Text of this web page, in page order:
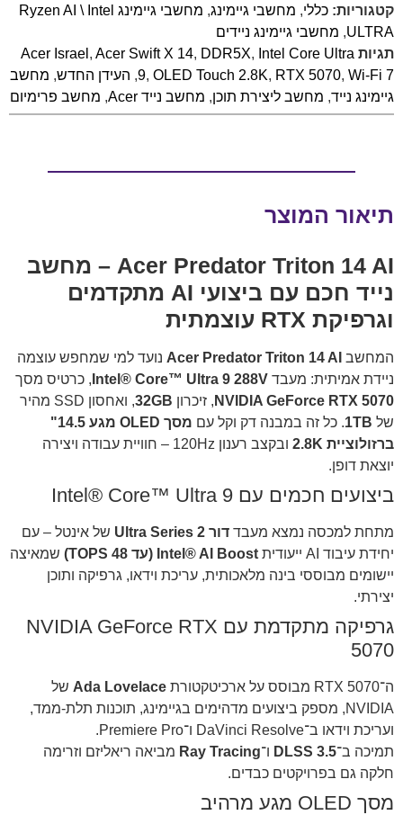
קטגוריות: כללי, מחשבי גיימינג,
מחשבי גיימינג Ryzen AI \ Intel
ULTRA
, מחשבי גיימינג ניידים
תגיות
Acer Israel , Acer Swift X 14, DDR5X, Intel Core Ultra
9, OLED Touch 2.8K, RTX 5070, Wi-Fi 7
, העידן החדש, מחשב
גיימינג נייד, מחשב ליצירת תוכן, מחשב נייד Acer , מחשב פרימיום
תיאור המוצר
Acer Predator Triton 14 AI – מחשב
נייד חכם עם ביצועי AI מתקדמים
וגרפיקת RTX עוצמתית
המחשב Acer Predator Triton 14 AI נועד למי שמחפש עוצמה
ניידת אמיתית: מעבד Intel® Core™ Ultra 9 288V , כרטיס מסך
NVIDIA GeForce RTX 5070 , זיכרון 32GB
, ואחסון SSD מהיר
של 1TB. כל זה במבנה דק וקל עם
מסך OLED מגע 14.5"
ברזולוציית 2.8K
ובקצב רענון 120Hz – חוויית עבודה ויצירה
יוצאת דופן.
ביצועים חכמים עם Intel® Core™ Ultra 9
מתחת למכסה נמצא מעבד דור Ultra Series 2
של אינטל – עם
יחידת עיבוד AI ייעודית
Intel® AI Boost (עד 48 TOPS)
שמאיצה
יישומים מבוססי בינה מלאכותית, עריכת וידאו, גרפיקה ותוכן
יצירתי.
גרפיקה מתקדמת עם NVIDIA GeForce RTX
5070
ה־RTX 5070 מבוסס על ארכיטקטורת Ada Lovelace של
NVIDIA, מספק ביצועים מדהימים בגיימינג, תוכנות תלת-ממד,
ועריכת וידאו ב־DaVinci Resolve ו־Premiere Pro.
תמיכה ב־DLSS 3.5 ו־Ray Tracing מביאה ריאליזם וזרימה
חלקה גם בפרויקטים כבדים.
מסך OLED מגע מרהיב